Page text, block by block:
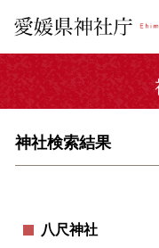
神社検索結果
八尺神社